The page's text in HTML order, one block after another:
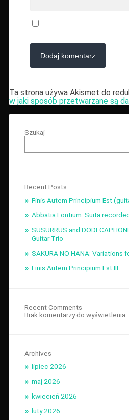
Ta strona używa Akismet do
w jaki sposób przetwarzane są
Szukaj
Recent Posts
Finis Autem Principium Est
Abbatia Fontium: Suita
SUSURRUS and
Guitar Trio
SAKURA NO HANA: Variations
Finis Autem Principium Est III
Recent Comments
Brak komentarzy do wyświetlenia.
Archives
lipiec 2026
maj 2026
kwiecień 2026
luty 2026